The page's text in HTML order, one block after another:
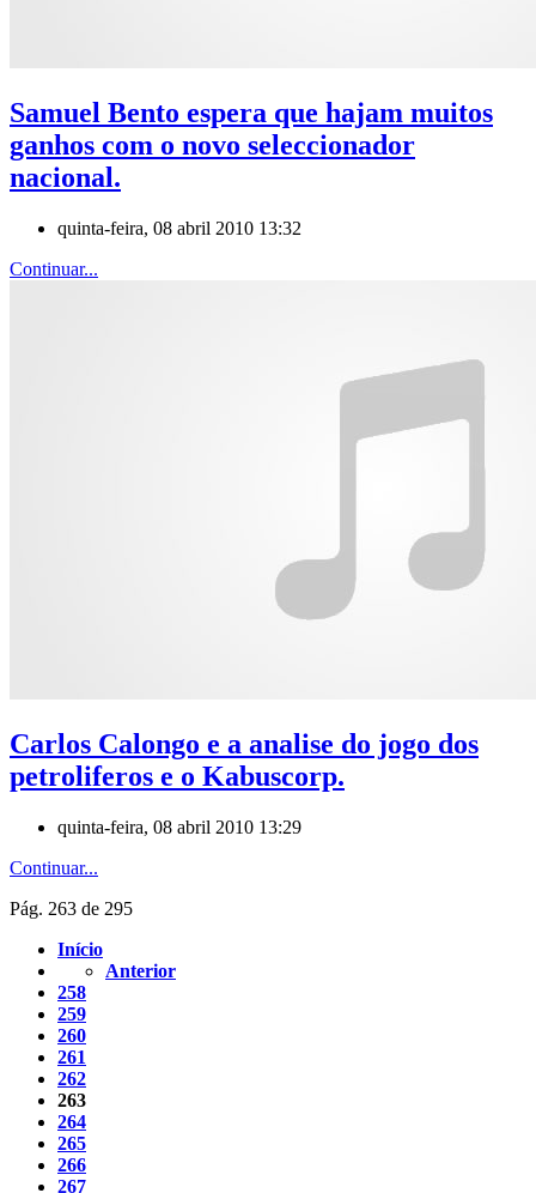
Samuel Bento espera que hajam muitos
ganhos com o novo seleccionador
nacional.
quinta-feira, 08 abril 2010 13:32
Continuar...
Carlos Calongo e a analise do jogo dos
petroliferos e o Kabuscorp.
quinta-feira, 08 abril 2010 13:29
Continuar...
Pág. 263 de 295
Início
Anterior
258
259
260
261
262
263
264
265
266
267